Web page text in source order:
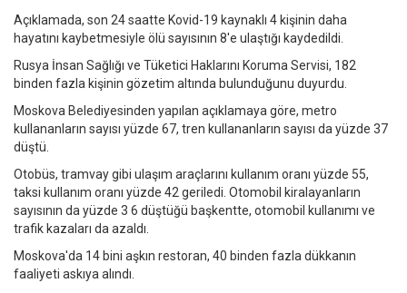
Açıklamada, son 24 saatte Kovid-19 kaynaklı 4 kişinin daha
hayatını kaybetmesiyle ölü sayısının 8'e ulaştığı kaydedildi.
Rusya İnsan Sağlığı ve Tüketici Haklarını Koruma Servisi, 182
binden fazla kişinin gözetim altında bulunduğunu duyurdu.
Moskova Belediyesinden yapılan açıklamaya göre, metro
kullananların sayısı yüzde 67, tren kullananların sayısı da yüzde 37
düştü.
Otobüs, tramvay gibi ulaşım araçlarını kullanım oranı yüzde 55,
taksi kullanım oranı yüzde 42 geriledi. Otomobil kiralayanların
sayısının da yüzde 3 6 düştüğü başkentte, otomobil kullanımı ve
trafik kazaları da azaldı.
Moskova'da 14 bini aşkın restoran, 40 binden fazla dükkanın
faaliyeti askıya alındı.